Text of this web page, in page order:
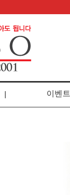
이벤트